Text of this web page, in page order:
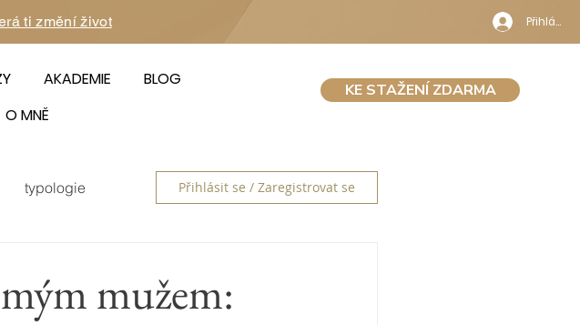
ti změní život Přihlásit
AKADEMIE
BLOG
O MNĚ
KE STAŽENÍ ZDARMA
typologie Přihlásit se / Zaregistrovat se
mužem: